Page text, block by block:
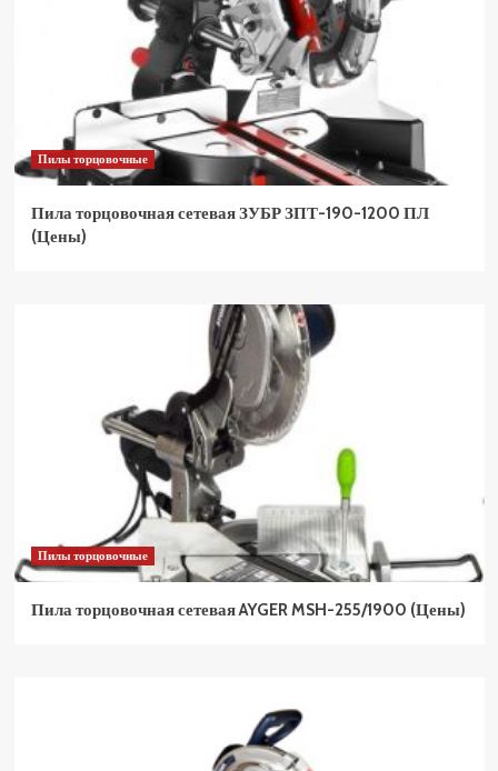
Пилы торцовочные
Пила торцовочная сетевая ЗУБР ЗПТ-190-1200 ПЛ
(Цены)
Пилы торцовочные
Пила торцовочная сетевая AYGER MSH-255/1900 (Цены)